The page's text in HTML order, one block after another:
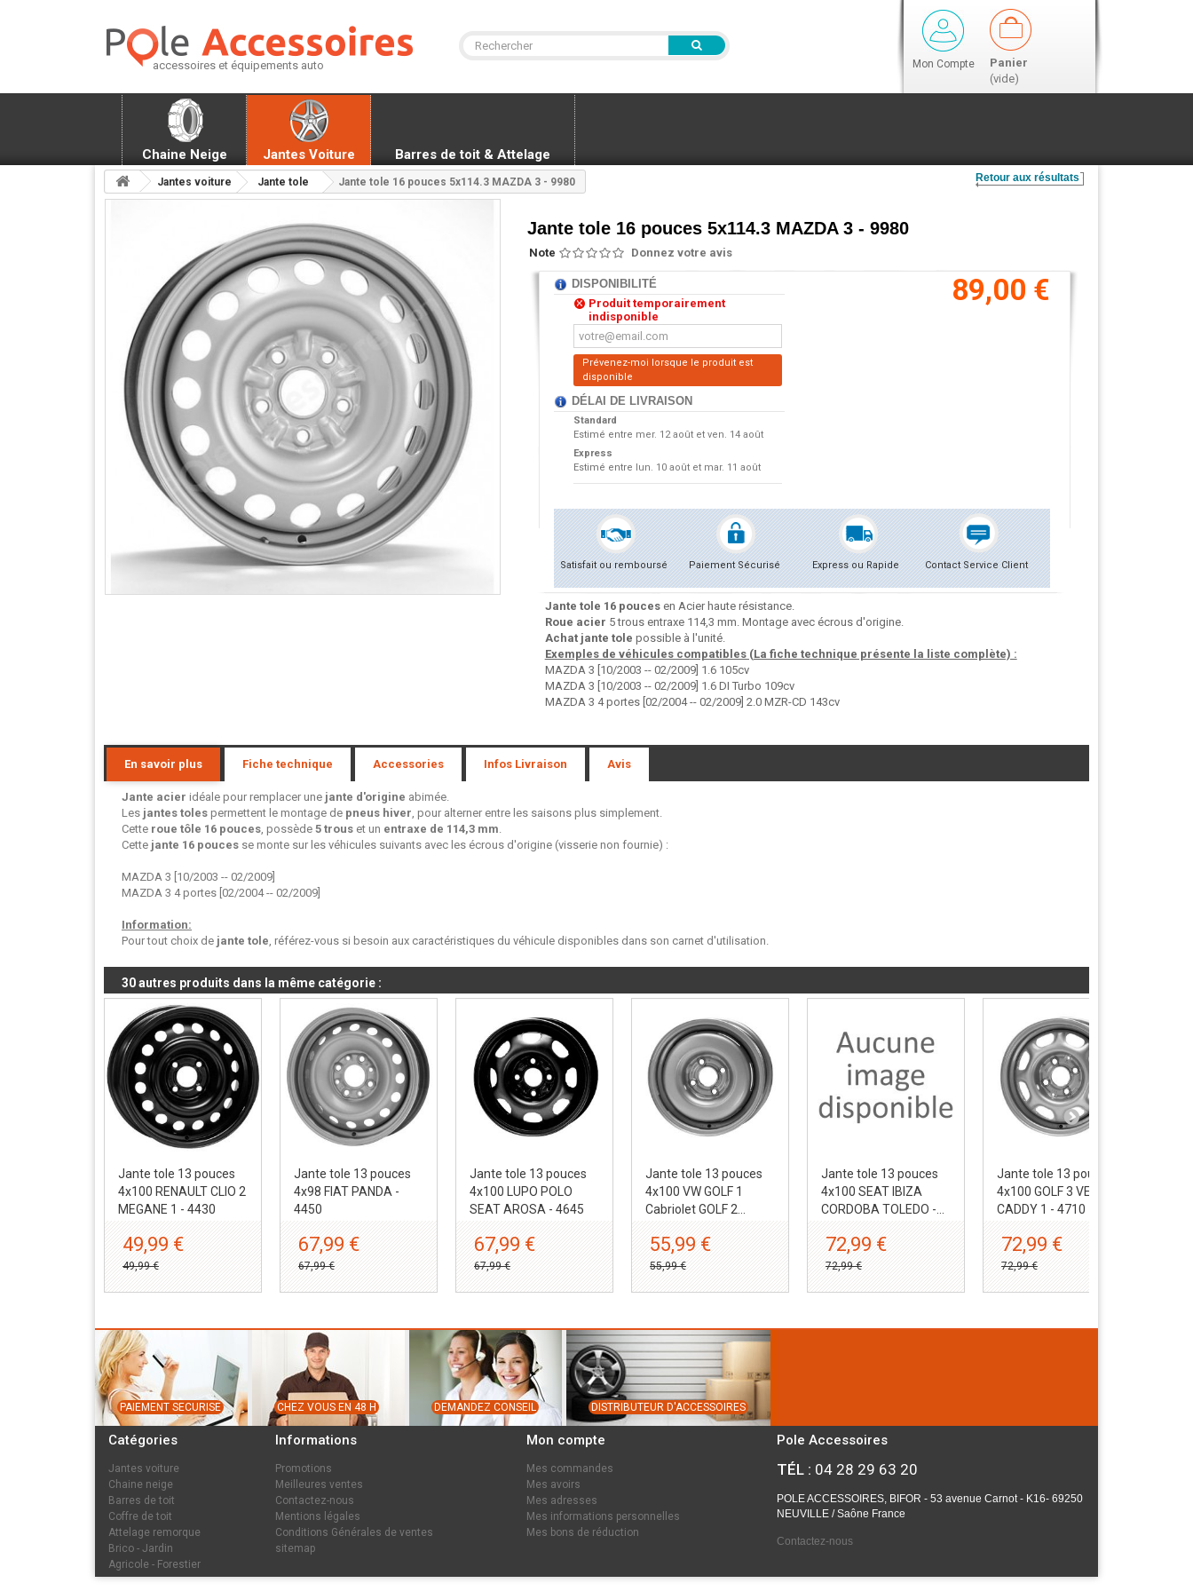
accessoires et équipements auto Mon Compte
Panier
(vide)
Chaine Neige Jantes Voiture Barres de toit & Attelage
Jantes voiture Jante tole Jante tole 16 pouces 5x114.3 MAZDA 3 - 9980 Retour aux résultats
Jante tole 16 pouces 5x114.3 MAZDA 3 - 9980
Note Donnez votre avis
DISPONIBILITÉ
Produit temporairement
indisponible
Prévenez-moi lorsque le produit est
disponible
DÉLAI DE LIVRAISON
Standard
Estimé entre mer. 12 août et ven. 14 août
Express
Estimé entre lun. 10 août et mar. 11 août
89,00 €
Satisfait ou remboursé Paiement Sécurisé Express ou Rapide Contact Service Client
Jante tole 16 poucesen Acier haute résistance.
Roue acier 5 trous entraxe 114,3 mm. Montage avec écrous d'origine.
Achat jante tole possible à l'unité.
Exemples de véhicules compatibles (La fiche technique présente la liste complète) :
MAZDA 3 [10/2003 -- 02/2009] 1.6 105cv
MAZDA 3 [10/2003 -- 02/2009] 1.6 DI Turbo 109cv
MAZDA 3 4 portes [02/2004 -- 02/2009] 2.0 MZR-CD 143cv
En savoir plus Fiche technique Accessories Infos Livraison Avis
Jante acier idéale pour remplacer une jante d'origine abimée.
Les jantes toles permettent le montage de pneus hiver , pour alterner entre les saisons plus simplement.
Cette roue tôle 16 pouces , possède 5 trous et un entraxe de 114,3 mm
Cette jante 16 pouces se monte sur les véhicules suivants avec les écrous d'origine (visserie non fournie) :
MAZDA 3 [10/2003 -- 02/2009]
MAZDA 3 4 portes [02/2004 -- 02/2009]
Information:
Pour tout choix de jante tole , référez-vous si besoin aux caractéristiques du véhicule disponibles dans son carnet d'utilisation.
30 autres produits dans la même catégorie :
Jante tole 13 pouces
4x100 RENAULT CLIO 2
MEGANE 1 - 4430
49,99 €
49,99 €
Jante tole 13 pouces
4x98 FIAT PANDA -
4450
67,99 €
67,99 €
Jante tole 13 pouces
4x100 LUPO POLO
SEAT AROSA - 4645
67,99 €
67,99 €
Jante tole 13 pouces
4x100 VW GOLF 1
Cabriolet GOLF 2...
55,99 €
55,99 €
Jante tole 13 pouces
4x100 SEAT IBIZA
CORDOBA TOLEDO -...
72,99 €
72,99 €
Jante tole 13 pouces
4x100 GOLF 3 VENTO
CADDY 1 - 4710
72,99 €
72,99 €
PAIEMENT SECURISE CHEZ VOUS EN 48 H DEMANDEZ CONSEIL DISTRIBUTEUR D'ACCESSOIRES
Catégories
Jantes voiture
Chaine neige
Barres de toit
Coffre de toit
Attelage remorque
Brico - Jardin
Agricole - Forestier
Informations
Promotions
Meilleures ventes
Contactez-nous
Mentions légales
Conditions Générales de ventes
sitemap
Mon compte
Mes commandes
Mes avoirs
Mes adresses
Mes informations personnelles
Mes bons de réduction
Pole Accessoires
TÉL : 04 28 29 63 20
POLE ACCESSOIRES, BIFOR - 53 avenue Carnot - K16- 69250
NEUVILLE / Saône France
Contactez-nous